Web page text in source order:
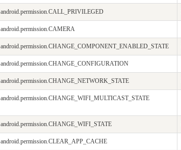
android.permission.CALL_PRIVILEGED
android.permission.CAMERA
android.permission.CHANGE_COMPONENT_ENABLED_STATE
android.permission.CHANGE_CONFIGURATION
android.permission.CHANGE_NETWORK_STATE
android.permission.CHANGE_WIFI_MULTICAST_STATE
android.permission.CHANGE_WIFI_STATE
android.permission.CLEAR_APP_CACHE